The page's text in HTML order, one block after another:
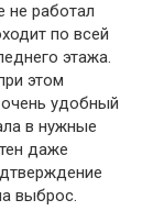
не работал
по всей
этажа.
этом
удобный
в нужные
даже
выброс.